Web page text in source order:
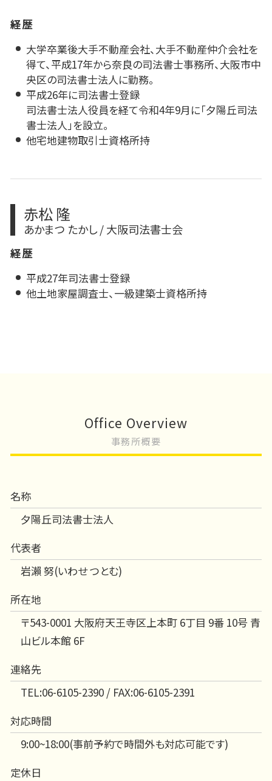
経歴
大学卒業後大手不動産会社、大手不動産仲介会社を
得て、平成17年から奈良の司法書士事務所、大阪市中
央区の司法書士法人に勤務。
平成26年に司法書士登録
司法書士法人役員を経て令和4年9月に「夕陽丘司法
書士法人」を設立。
他宅地建物取引士資格所持
赤松 隆
あかまつ たかし / 大阪司法書士会
経歴
平成27年司法書士登録
他土地家屋調査士、一級建築士資格所持
Office Overview
事務所概要
名称
夕陽丘司法書士法人
代表者
岩瀨 努(いわせ つとむ)
所在地
〒543-0001 大阪府天王寺区上本町 6丁目 9番 10号 青
山ビル本館 6F
連絡先
TEL:06-6105-2390 / FAX:06-6105-2391
対応時間
9:00~18:00(事前予約で時間外も対応可能です)
定休日